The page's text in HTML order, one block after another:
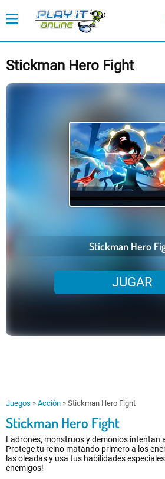
Stickman Hero Fight
Stickman Hero
JUGAR
Juegos » Acción » Stickman Hero Fight
Stickman Hero Fight
Ladrones, monstruos y demonios intentan
Protege tu reino matando primero a los
las oleadas y usa tus habilidades
enemigos!